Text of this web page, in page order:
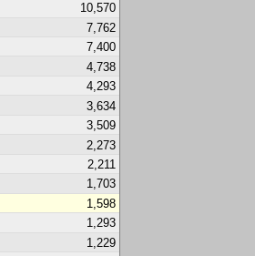
10,570
7,762
7,400
4,738
4,293
3,634
3,509
2,273
2,211
1,703
1,598
1,293
1,229